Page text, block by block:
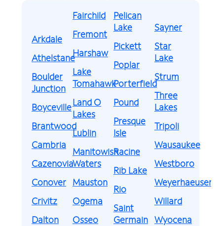
Arkdale
Athelstane
Boulder
Junction
Boyceville
Brantwood
Cambria
Cazenovia
Conover
Crivitz
Dalton
Fairchild
Fremont
Harshaw
Lake
Tomahawk
Land O
Lakes
Lublin
Manitowish
Waters
Mauston
Ogema
Osseo
Pelican
Lake
Pickett
Poplar
Porterfield
Pound
Presque
Isle
Racine
Rib Lake
Rio
Saint
Germain
Sayner
Star
Lake
Strum
Three
Lakes
Tripoli
Wausaukee
Westboro
Weyerhaeuser
Willard
Wyocena